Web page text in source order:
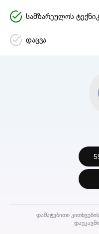
სამზარეულოს
დაცვა
დამატებითი